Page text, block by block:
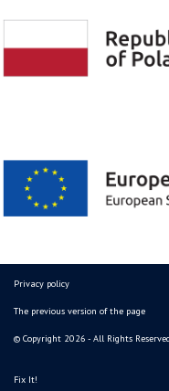
Privacy policy
The previous version of the page
© Copyright 2026 - All Rights Reserved
Fix It!